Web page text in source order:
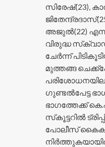
സിരേഷ്(23),
അജുൽ(22)
വിരുദ്ധ
ചേർന്ന്
മുത്തങ്ങ
ഗുണ്ടൽപേട്ട
ഭാഗത്തേക്ക്
സ്‌കൂട്ടറിൽ
പോലീസ്